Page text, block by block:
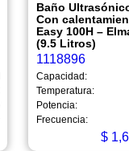
Baño
Con
Easy 100H –
(9.5 Litros)
1118896
Capacidad:
Temperatura:
Potencia:
Frecuencia:
$